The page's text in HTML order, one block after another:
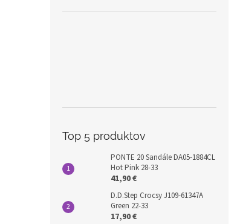
Top 5 produktov
PONTE 20 Sandále DA05-1884CL
Hot Pink 28-33
41,90 €
D.D.Step Crocsy J109-61347A
Green 22-33
17,90 €